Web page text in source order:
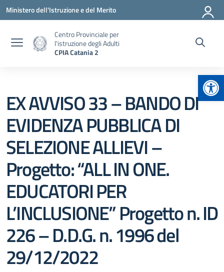
Vai ai contenuti
Vai al menu di navigazione
Vai al footer
Ministero dell'Istruzione e del Merito
Centro Provinciale per
l'istruzione degli Adulti
CPIA Catania 2
EX AVVISO 33 – BANDO DI
EVIDENZA PUBBLICA DI
SELEZIONE ALLIEVI –
Progetto: “ALL IN ONE.
EDUCATORI PER
L’INCLUSIONE” Progetto n. ID
226 – D.D.G. n. 1996 del
29/12/2022